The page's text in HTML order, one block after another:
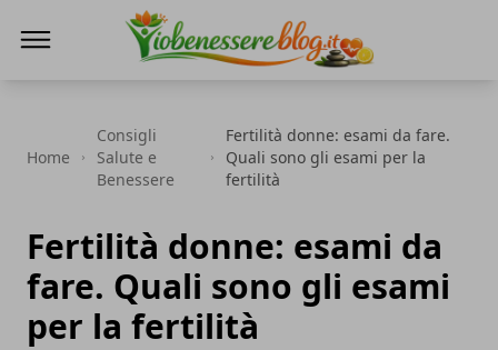
Home
Consigli
Salute e
Benessere
Fertilità donne: esami da fare.
Quali sono gli esami per la
fertilità
Fertilità donne: esami da
fare. Quali sono gli esami
per la fertilità